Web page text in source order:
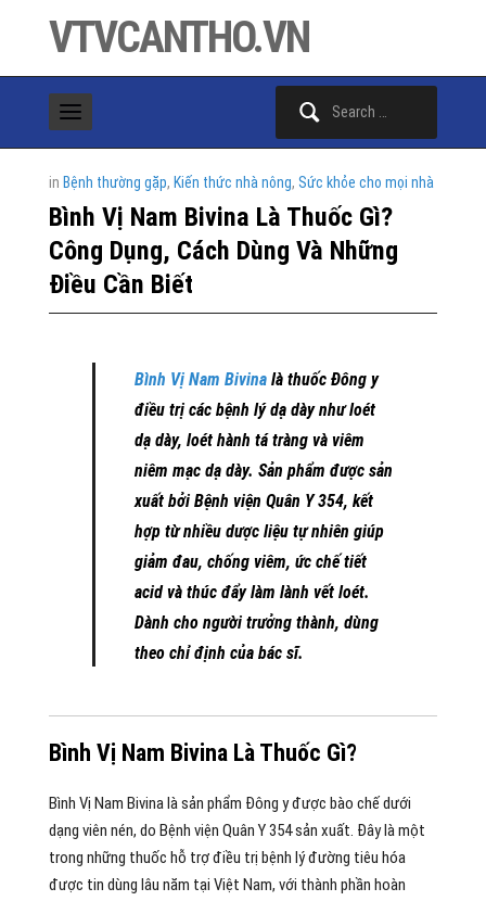
VTVCANTHO.VN
in Bệnh thường gặp, Kiến thức nhà nông, Sức khỏe cho mọi nhà
Bình Vị Nam Bivina Là Thuốc Gì?
Công Dụng, Cách Dùng Và Những
Điều Cần Biết
Bình Vị Nam Bivinalà thuốc Đông y
điều trị các bệnh lý dạ dày như loét
dạ dày, loét hành tá tràng và viêm
niêm mạc dạ dày. Sản phẩm được sản
xuất bởi Bệnh viện Quân Y 354, kết
hợp từ nhiều dược liệu tự nhiên giúp
giảm đau, chống viêm, ức chế tiết
acid và thúc đẩy làm lành vết loét.
Dành cho người trưởng thành, dùng
theo chỉ định của bác sĩ.
Bình Vị Nam Bivina Là Thuốc Gì?
Bình Vị Nam Bivina là sản phẩm Đông y được bào chế dưới
dạng viên nén, do Bệnh viện Quân Y 354 sản xuất. Đây là một
trong những thuốc hỗ trợ điều trị bệnh lý đường tiêu hóa
được tin dùng lâu năm tại Việt Nam, với thành phần hoàn